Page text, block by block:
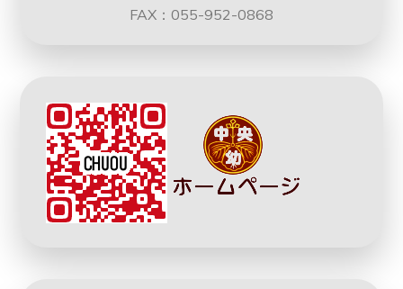
FAX：055-952-0868